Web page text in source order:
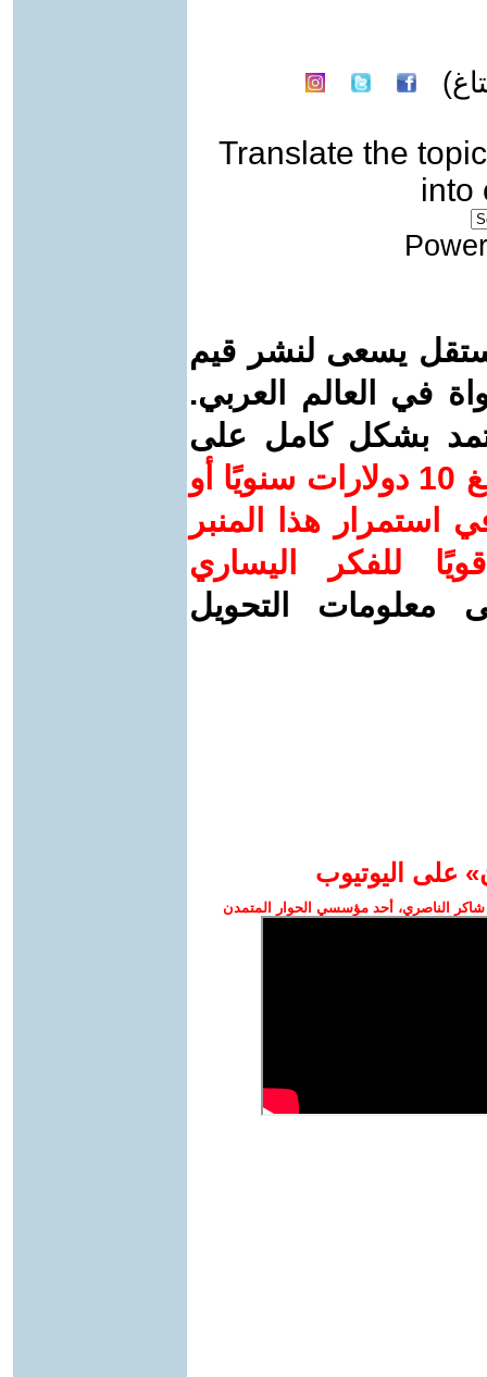
Translate the topic
into
يسعى لنشر قيم
في العالم العربي.
بشكل كامل على
ساهم/ي معنا! بدعمكم بمبلغ 10 دولارات سنويًا أو
استمرار هذا المنبر
للفكر اليساري
معلومات التحويل
على اليوتيوب
الناصري، أحد مؤسسي الحوار المتمدن